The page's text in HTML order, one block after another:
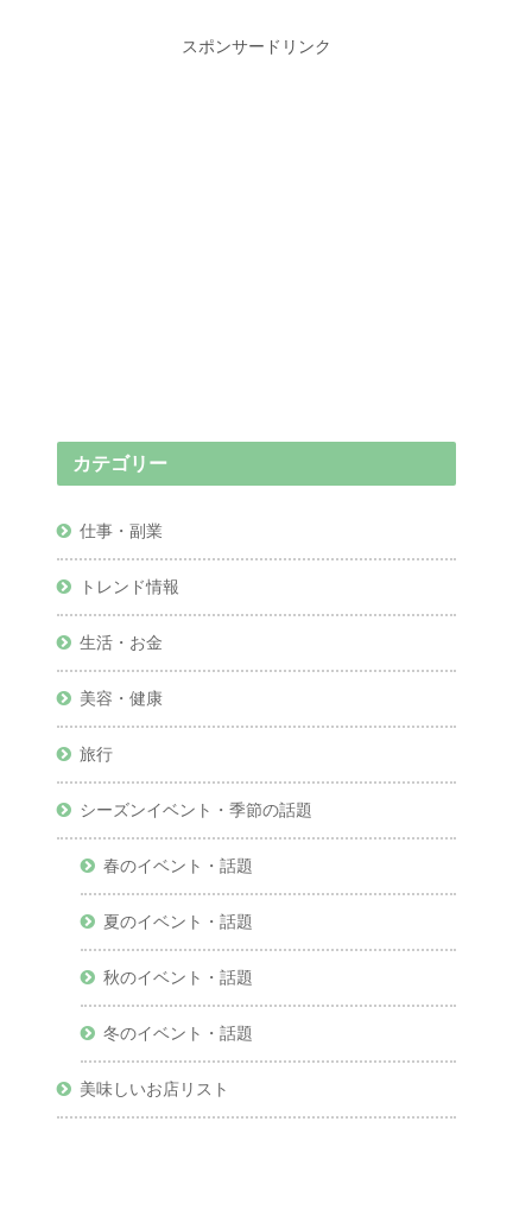
スポンサードリンク
カテゴリー
仕事・副業
トレンド情報
生活・お金
美容・健康
旅行
シーズンイベント・季節の話題
春のイベント・話題
夏のイベント・話題
秋のイベント・話題
冬のイベント・話題
美味しいお店リスト